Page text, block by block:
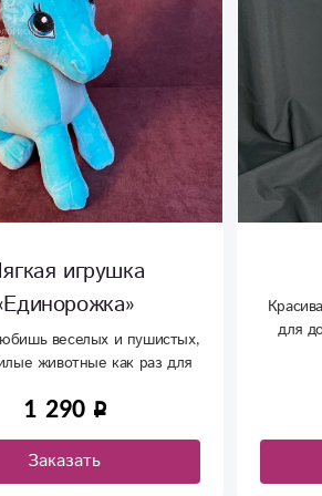
«Искра»
ваза . Прекрасно подойдет
к вашему букету.
2 410
Заказать